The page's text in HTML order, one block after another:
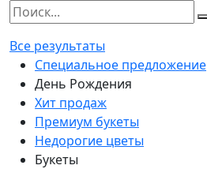
Все результаты
Специальное предложение
День Рождения
Хит продаж
Премиум букеты
Недорогие цветы
Букеты